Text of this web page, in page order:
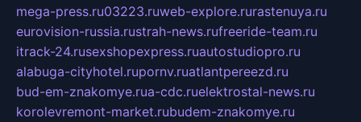
mega-press.ru03223.ruweb-explore.rurastenuya.ru
eurovision-russia.rustrah-news.rufreeride-team.ru
itrack-24.rusexshopexpress.ruautostudiopro.ru
alabuga-cityhotel.rupornv.ruatlantpereezd.ru
bud-em-znakomye.rua-cdc.ruelektrostal-news.ru
korolevremont-market.rubudem-znakomye.ru